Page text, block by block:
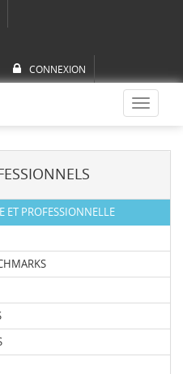
CONNEXION
Toggle
ET PROFESSIONNELLE